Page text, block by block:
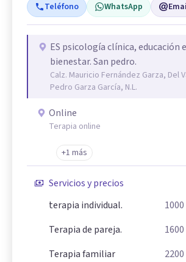
Teléfono WhatsApp
ES psicología clínica, educación
bienestar. San pedro.
Calz. Mauricio Fernández Garza, Del
Pedro Garza García, N.L.
Online
Terapia online
+1 más
Servicios y precios
terapia individual.
1000
Terapia de pareja.
1600
Terapia familiar
2200